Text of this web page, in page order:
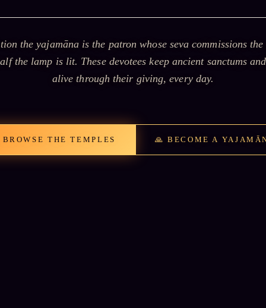
theyajamānais the patron whose seva commissions
the lamp is lit. These devotees keep ancient sanctums
alive through their giving, every day.
BROWSE THE TEMPLES 🙏 BECOME A